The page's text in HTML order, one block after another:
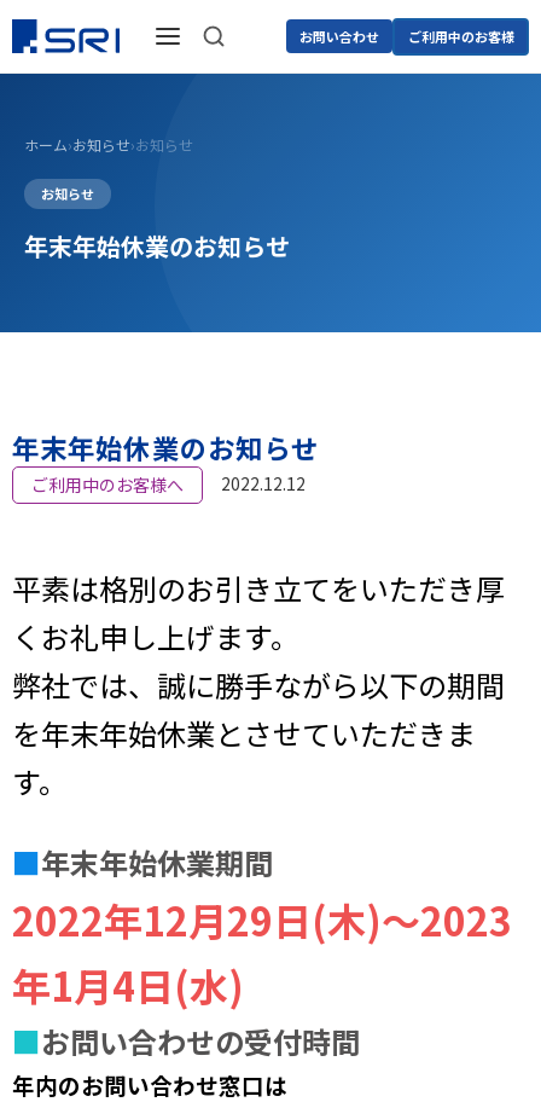
お問い合わせ ご利用中のお客様
ホーム›お知らせ›お知らせ
お知らせ
年末年始休業のお知らせ
年末年始休業のお知らせ
ご利用中のお客様へ 2022.12.12
平素は格別のお引き立てをいただき厚
くお礼申し上げます。
弊社では、誠に勝手ながら以下の期間
を年末年始休業とさせていただきま
す。
■年末年始休業期間
2022年12月29日(木)～2023
年1月4日(水)
■お問い合わせの受付時間
年内のお問い合わせ窓口は